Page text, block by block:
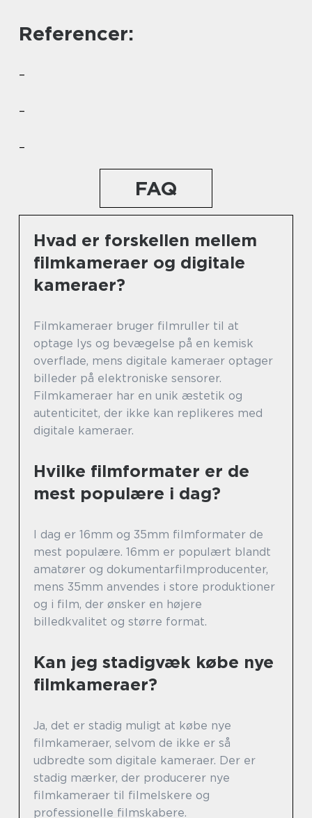
Referencer:
–
–
–
FAQ
Hvad er forskellen mellem
filmkameraer og digitale
kameraer?
Filmkameraer bruger filmruller til at
optage lys og bevægelse på en kemisk
overflade, mens digitale kameraer optager
billeder på elektroniske sensorer.
Filmkameraer har en unik æstetik og
autenticitet, der ikke kan replikeres med
digitale kameraer.
Hvilke filmformater er de
mest populære i dag?
I dag er 16mm og 35mm filmformater de
mest populære. 16mm er populært blandt
amatører og dokumentarfilmproducenter,
mens 35mm anvendes i store produktioner
og i film, der ønsker en højere
billedkvalitet og større format.
Kan jeg stadigvæk købe nye
filmkameraer?
Ja, det er stadig muligt at købe nye
filmkameraer, selvom de ikke er så
udbredte som digitale kameraer. Der er
stadig mærker, der producerer nye
filmkameraer til filmelskere og
professionelle filmskabere.